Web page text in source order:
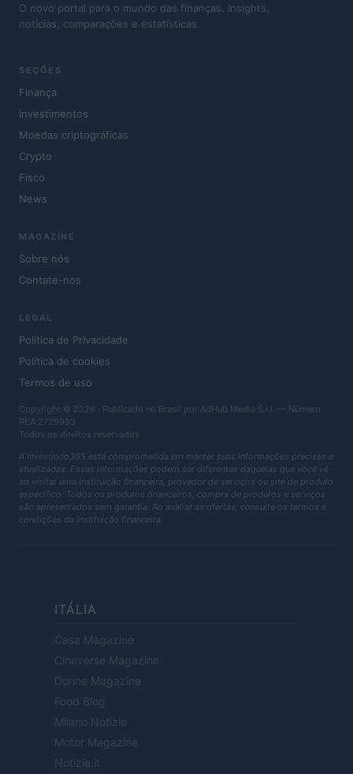
O novo portal para o mundo das finanças. Insights,
notícias, comparações e estatísticas.
SEÇÕES
Finança
Investimentos
Moedas criptográficas
Crypto
Fisco
News
MAGAZINE
Sobre nós
Contate-nos
LEGAL
Política de Privacidade
Política de cookies
Termos de uso
Copyright © 2026 · Publicado no Brasil por AdHub Media S.r.l. — Número
REA 2729933
Todos os direitos reservados
A Investindo365 está comprometida em manter suas informações precisas e
atualizadas. Essas informações podem ser diferentes daquelas que você vê
ao visitar uma instituição financeira, provedor de serviços ou site de produto
específico. Todos os produtos financeiros, compra de produtos e serviços
são apresentados sem garantia. Ao avaliar as ofertas, consulte os termos e
condições da instituição financeira.
ITÁLIA
Casa Magazine
Cineverse Magazine
Donne Magazine
Food Blog
Milano Notizie
Motor Magazine
Notizie.it